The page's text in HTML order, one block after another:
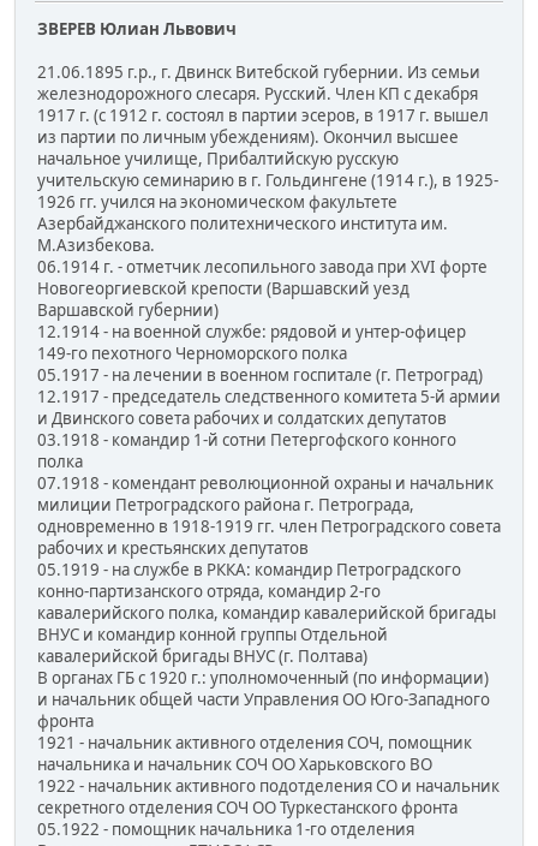
ЗВЕРЕВ Юлиан Львович
21.06.1895 г.р., г. Двинск Витебской губернии. Из семьи
железнодорожного слесаря. Русский. Член КП с декабря
1917 г. (с 1912 г. состоял в партии эсеров, в 1917 г. вышел
из партии по личным убеждениям). Окончил высшее
начальное училище, Прибалтийскую русскую
учительскую семинарию в г. Гольдингене (1914 г.), в 1925-
1926 гг. учился на экономическом факультете
Азербайджанского политехнического института им.
М.Азизбекова.
06.1914 г. - отметчик лесопильного завода при XVI форте
Новогеоргиевской крепости (Варшавский уезд
Варшавской губернии)
12.1914 - на военной службе: рядовой и унтер-офицер
149-го пехотного Черноморского полка
05.1917 - на лечении в военном госпитале (г. Петроград)
12.1917 - председатель следственного комитета 5-й армии
и Двинского совета рабочих и солдатских депутатов
03.1918 - командир 1-й сотни Петергофского конного
полка
07.1918 - комендант революционной охраны и начальник
милиции Петроградского района г. Петрограда,
одновременно в 1918-1919 гг. член Петроградского совета
рабочих и крестьянских депутатов
05.1919 - на службе в РККА: командир Петроградского
конно-партизанского отряда, командир 2-го
кавалерийского полка, командир кавалерийской бригады
ВНУС и командир конной группы Отдельной
кавалерийской бригады ВНУС (г. Полтава)
В органах ГБ с 1920 г.: уполномоченный (по информации)
и начальник общей части Управления ОО Юго-Западного
фронта
1921 - начальник активного отделения СОЧ, помощник
начальника и начальник СОЧ ОО Харьковского ВО
1922 - начальник активного подотделения СО и начальник
секретного отделения СОЧ ОО Туркестанского фронта
05.1922 - помощник начальника 1-го отделения